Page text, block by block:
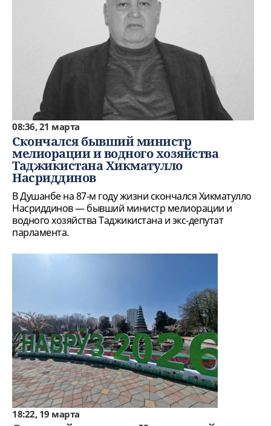
08:36, 21 марта
Скончался бывший министр
мелиорации и водного хозяйства
Таджикистана Хикматулло
Насриддинов
В Душанбе на 87-м году жизни скончался Хикматулло
Насриддинов — бывший министр мелиорации и
водного хозяйства Таджикистана и экс-депутат
парламента.
18:22, 19 марта